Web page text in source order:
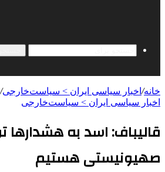
خانه/ اخبار سیاسی ایران > سیاست‌خارجی/
اخبار سیاسی ایران > سیاست‌خارجی
قالیباف: اسد به
صهیونیستی هستیم